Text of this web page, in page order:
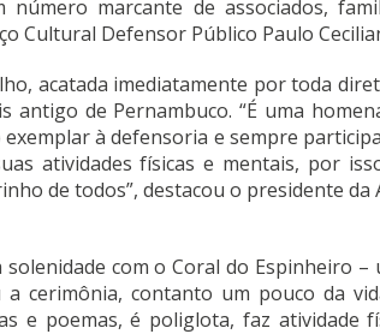
número marcante de associados,
Cultural Defensor Público Paulo
acatada imediatamente por toda
de Pernambuco. “É uma
à defensoria e sempre
atividades físicas e mentais, por
de todos”, destacou o presidente da
com o Coral do Espinheiro
a cerimônia, contanto um pouco da
e poemas, é poliglota, faz atividade